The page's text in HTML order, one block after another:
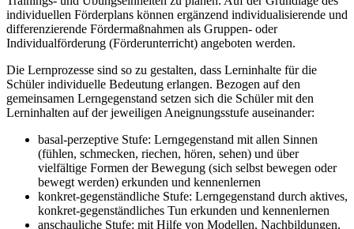
individuellen Förderplans können ergänzend individualisierende und
differenzierende Fördermaßnahmen als Gruppen- oder
Individualförderung (Förderunterricht) angeboten werden.
Die Lernprozesse sind so zu gestalten, dass Lerninhalte für die
Schüler individuelle Bedeutung erlangen. Bezogen auf den
gemeinsamen Lerngegenstand setzen sich die Schüler mit den
Lerninhalten auf der jeweiligen Aneignungsstufe auseinander:
basal-perzeptive Stufe: Lerngegenstand mit allen Sinnen
(fühlen, schmecken, riechen, hören, sehen) und über
vielfältige Formen der Bewegung (sich selbst bewegen oder
bewegt werden) erkunden und kennenlernen
konkret-gegenständliche Stufe: Lerngegenstand durch aktives,
konkret-gegenständliches Tun erkunden und kennenlernen
anschauliche Stufe: mit Hilfe von Modellen, Nachbildungen,